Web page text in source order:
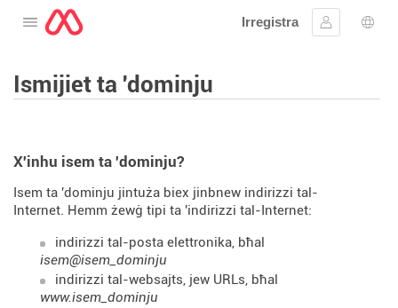
Tiftaħ il-menu
Irregistra
Sinjal
Ismijiet ta 'dominju
X'inhu isem ta 'dominju?
Isem ta 'dominju jintuża biex jinbnew indirizzi tal-
Internet. Hemm żewġ tipi ta 'indirizzi tal-Internet:
indirizzi tal-posta elettronika, bħal
isem@isem_dominju
indirizzi tal-websajts, jew URLs, bħal
www.isem_dominju